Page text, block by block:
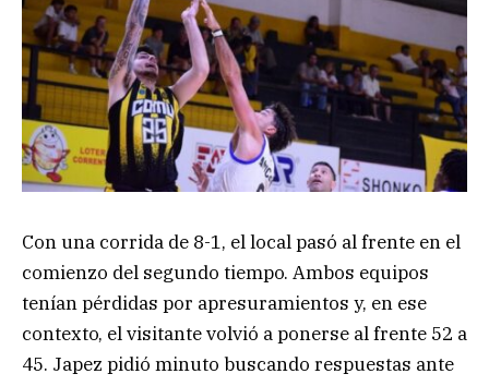
Con una corrida de 8-1, el local pasó al frente en el
comienzo del segundo tiempo. Ambos equipos
tenían pérdidas por apresuramientos y, en ese
contexto, el visitante volvió a ponerse al frente 52 a
45. Japez pidió minuto buscando respuestas ante